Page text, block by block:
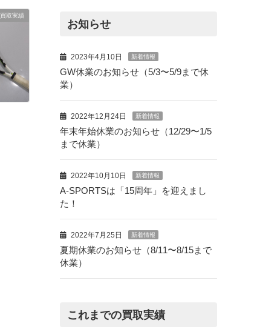
買取実績
お知らせ
2023年4月10日 新着情報
GW休業のお知らせ（5/3〜5/9まで休
業）
2022年12月24日 新着情報
年末年始休業のお知らせ（12/29〜1/5
まで休業）
2022年10月10日 新着情報
A-SPORTSは「15周年」を迎えまし
た！
2022年7月25日 新着情報
夏期休業のお知らせ（8/11〜8/15まで
休業）
これまでの買取実績